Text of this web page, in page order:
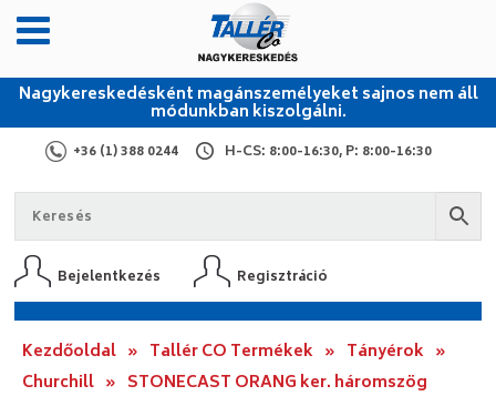
Nagykereskedésként magánszemélyeket sajnos nem áll
módunkban kiszolgálni.
+36 (1) 388 0244 H-CS: 8:00-16:30, P: 8:00-16:30
Bejelentkezés Regisztráció
Kezdőoldal » Tallér CO Termékek » Tányérok »
Churchill » STONECAST ORANG ker. háromszög